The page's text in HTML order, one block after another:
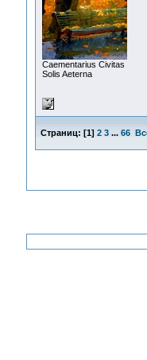
Сaementarius Civitas
Solis Aeterna
Страниц: [1] 2 3 ... 66